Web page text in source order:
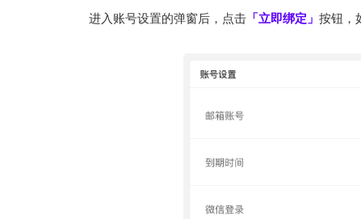
进入账号设置的弹窗后，点击 「立即绑定」 按钮，